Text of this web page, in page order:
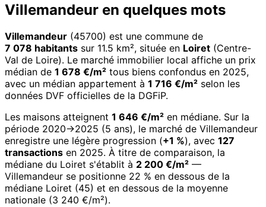
Villemandeur en quelques mots
Villemandeur (45700) est une commune de
7 078 habitants sur 11.5 km², située en Loiret (Centre-
Val de Loire). Le marché immobilier local affiche un prix
médian de 1 678 €/m² tous biens confondus en 2025,
avec un médian appartement à 1 716 €/m² selon les
données DVF officielles de la DGFiP.
Les maisons atteignent 1 646 €/m² en médiane. Sur la
période 2020→2025 (5 ans), le marché de Villemandeur
enregistre une légère progression (+1 %), avec 127
transactions en 2025. À titre de comparaison, la
médiane du Loiret s'établit à 2 200 €/m² —
Villemandeur se positionne 22 % en dessous de la
médiane Loiret (45) et en dessous de la moyenne
nationale (3 240 €/m²).